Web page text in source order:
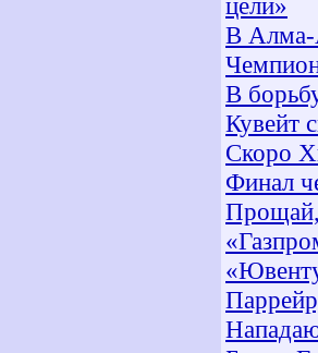
В Алма-
В
Кувейт
Скоро
Финал